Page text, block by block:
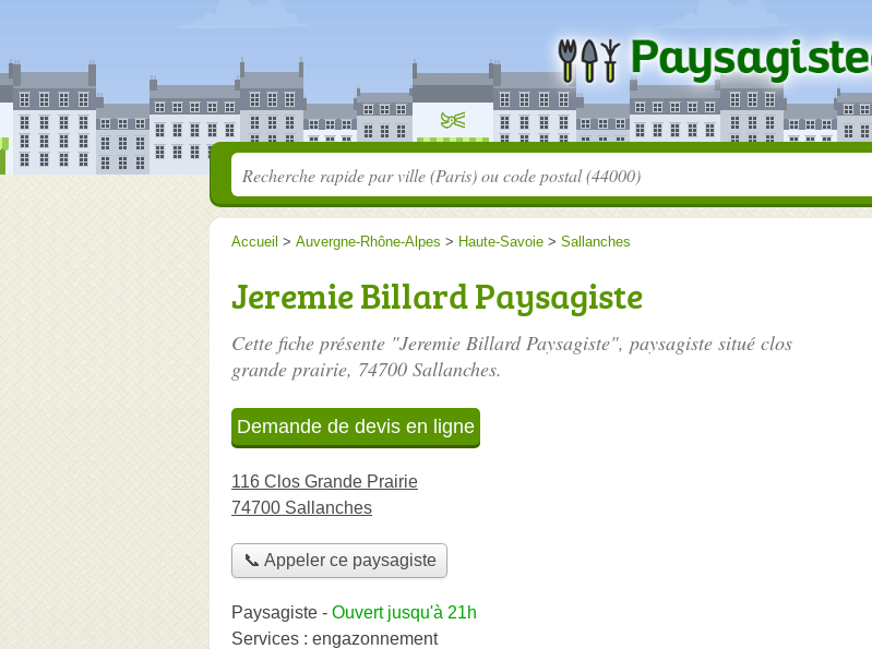
Accueil > Auvergne-Rhône-Alpes > Haute-Savoie > Sallanches
Jeremie Billard Paysagiste
Cette fiche présente "Jeremie Billard Paysagiste", paysagiste situé clos
grande prairie, 74700 Sallanches.
Demande de devis en ligne
116 Clos Grande Prairie
74700 Sallanches
📞 Appeler ce paysagiste
Paysagiste - Ouvert jusqu'à 21h
Services : engazonnement